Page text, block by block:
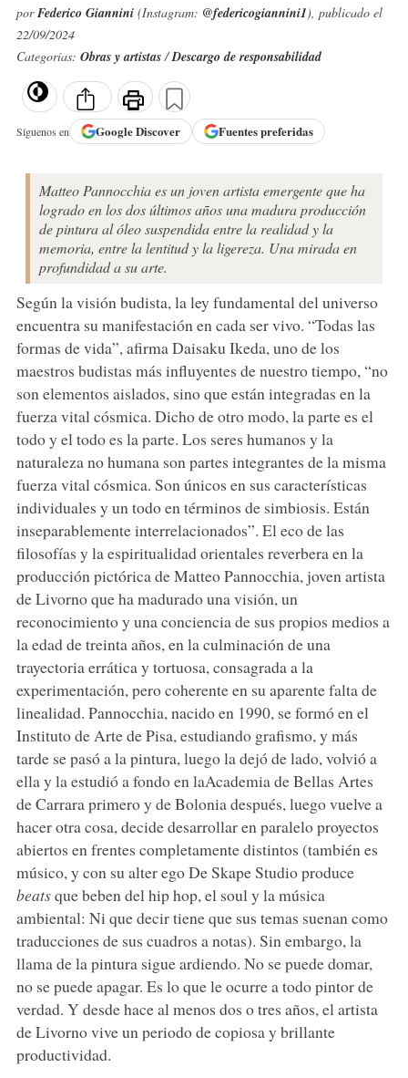
porFederico Giannini(Instagram: @federicogiannini1), publicado el
22/09/2024
Categorías: Obras y artistas/Descargo de responsabilidad
Síguenos en GoogleDiscover Fuentes preferidas
Matteo Pannocchia es un joven artista emergente que ha
logrado en los dos últimos años una madura producción
de pintura al óleo suspendida entre la realidad y la
memoria, entre la lentitud y la ligereza. Una mirada en
profundidad a su arte.
Según la visión budista, la ley fundamental del universo
encuentra su manifestación en cada ser vivo. “Todas las
formas de vida”, afirma Daisaku Ikeda, uno de los
maestros budistas más influyentes de nuestro tiempo, “no
son elementos aislados, sino que están integradas en la
fuerza vital cósmica. Dicho de otro modo, la parte es el
todo y el todo es la parte. Los seres humanos y la
naturaleza no humana son partes integrantes de la misma
fuerza vital cósmica. Son únicos en sus características
individuales y un todo en términos de simbiosis. Están
inseparablemente interrelacionados”. El eco de las
filosofías y la espiritualidad orientales reverbera en la
producción pictórica de Matteo Pannocchia, joven artista
de Livorno que ha madurado una visión, un
reconocimiento y una conciencia de sus propios medios a
la edad de treinta años, en la culminación de una
trayectoria errática y tortuosa, consagrada a la
experimentación, pero coherente en su aparente falta de
linealidad. Pannocchia, nacido en 1990, se formó en el
Instituto de Arte de Pisa, estudiando grafismo, y más
tarde se pasó a la pintura, luego la dejó de lado, volvió a
ella y la estudió a fondo en laAcademia de Bellas Artes
de Carrara primero y de Bolonia después, luego vuelve a
hacer otra cosa, decide desarrollar en paralelo proyectos
abiertos en frentes completamente distintos (también es
músico, y con su alter ego De Skape Studio produce
beatsque beben del hip hop, el soul y la música
ambiental: Ni que decir tiene que sus temas suenan como
traducciones de sus cuadros a notas). Sin embargo, la
llama de la pintura sigue ardiendo. No se puede domar,
no se puede apagar. Es lo que le ocurre a todo pintor de
verdad. Y desde hace al menos dos o tres años, el artista
de Livorno vive un periodo de copiosa y brillante
productividad.